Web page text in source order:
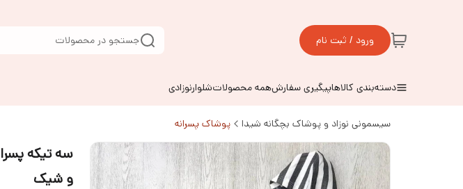
ورود / ثبت نام جستجو در محصولات
دسته‌بندی کالاهاپیگیری سفارشهمه محصولاتشلوارنوزادی
سیسمونی نوزاد و پوشاک بچگانه شیدا پوشاک پسرانه
و شیک